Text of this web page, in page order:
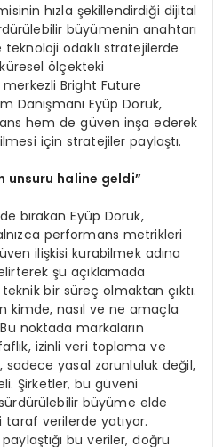
hızla şekillendirdiği dijital
büyümenin anahtarı
odaklı stratejilerde
ölçekteki
Bright Future
Danışmanı Eyüp Doruk,
hem de güven inşa ederek
için stratejiler paylaştı.
haline geldi”
bırakan Eyüp Doruk,
performans metrikleri
ilişkisi kurabilmek adına
şu açıklamada
bir süreç olmaktan çıktı.
kimde, nasıl ve ne amaçla
Bu noktada markaların
izinli veri toplama ve
sadece yasal zorunluluk değil,
Şirketler, bu güveni
büyüme elde
taraf verilerde yatıyor.
paylaştığı bu veriler, doğru